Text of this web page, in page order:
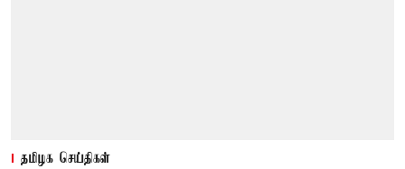
தமிழக செய்திகள்